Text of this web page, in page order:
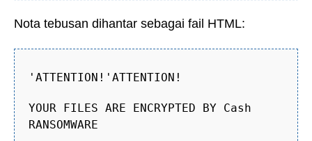
Nota tebusan dihantar sebagai fail HTML:
'ATTENTION!'ATTENTION!
YOUR FILES ARE ENCRYPTED BY Cash
RANSOMWARE